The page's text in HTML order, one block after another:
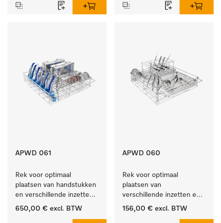
APWD 061
Rek voor optimaal
plaatsen van handstukken
en verschillende inzetten
en zeefschalen.
650,00 € excl. BTW
APWD 060
Rek voor optimaal
plaatsen van
verschillende inzetten en
zeefschalen.
156,00 € excl. BTW